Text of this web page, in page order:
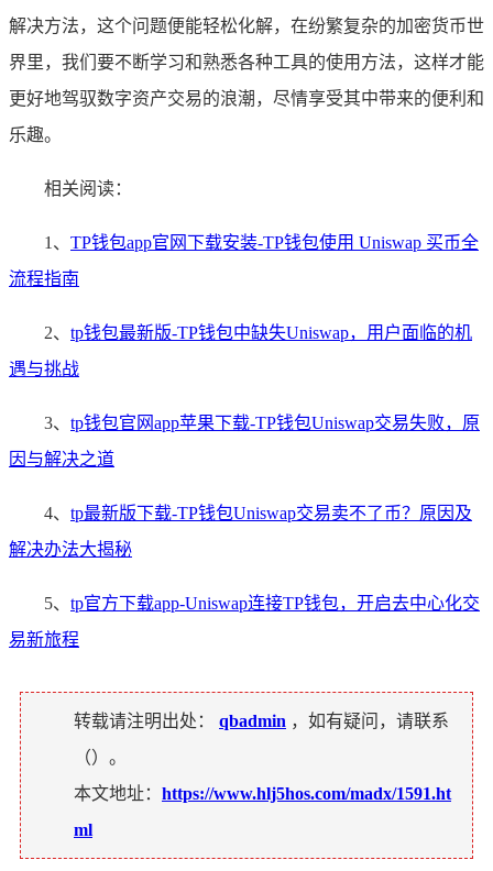
解决方法，这个问题便能轻松化解，在纷繁复杂的加密货币世
界里，我们要不断学习和熟悉各种工具的使用方法，这样才能
更好地驾驭数字资产交易的浪潮，尽情享受其中带来的便利和
乐趣。
相关阅读：
1、 TP钱包app官网下载安装-TP钱包使用 Uniswap 买币全
流程指南
2、 tp钱包最新版-TP钱包中缺失Uniswap，用户面临的机
遇与挑战
3、 tp钱包官网app苹果下载-TP钱包Uniswap交易失败，原
因与解决之道
4、 tp最新版下载-TP钱包Uniswap交易卖不了币？原因及
解决办法大揭秘
5、 tp官方下载app-Uniswap连接TP钱包，开启去中心化交
易新旅程
转载请注明出处： qbadmin ，如有疑问，请联系
（）。
本文地址： https://www.hlj5hos.com/madx/1591.ht
ml